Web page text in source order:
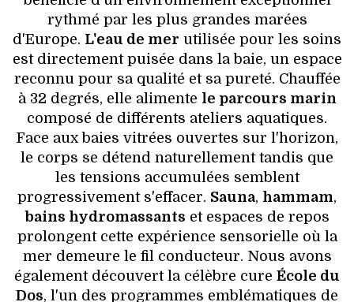
rythmé par les plus grandes marées
d'Europe. L'eau de mer utilisée pour les soins
est directement puisée dans la baie, un espace
reconnu pour sa qualité et sa pureté. Chauffée
à 32 degrés, elle alimente le parcours marin
composé de différents ateliers aquatiques.
Face aux baies vitrées ouvertes sur l'horizon,
le corps se détend naturellement tandis que
les tensions accumulées semblent
progressivement s'effacer. Sauna, hammam,
bains hydromassants et espaces de repos
prolongent cette expérience sensorielle où la
mer demeure le fil conducteur. Nous avons
également découvert la célèbre cure École du
Dos, l'un des programmes emblématiques de